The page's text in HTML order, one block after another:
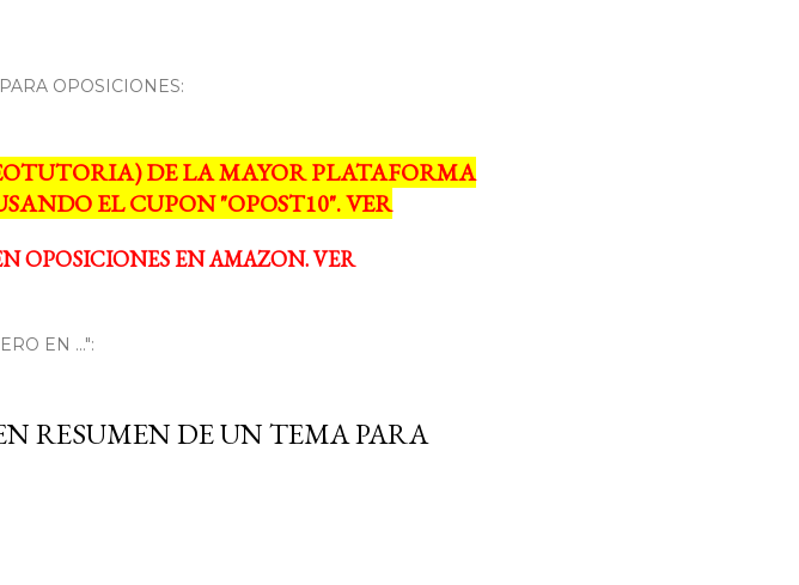
OPOSICIONES:
DE LA MAYOR PLATAFORMA
EL CUPON "OPOST10". VER
OPOSICIONES EN AMAZON. VER
EN ...":
RESUMEN DE UN TEMA PARA